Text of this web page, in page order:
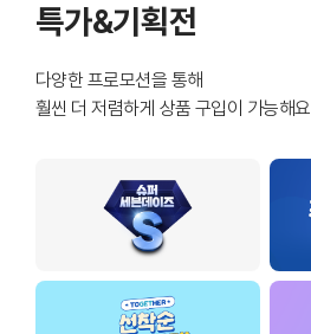
특가&기획전
다양한 프로모션을 통해
훨씬 더 저렴하게 상품 구입이 가능해요